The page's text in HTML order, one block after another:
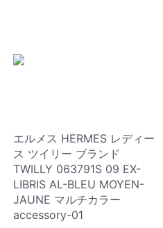
エルメス HERMES レディー
ス ツイリー ブランド
TWILLY 063791S 09 EX-
LIBRIS AL-BLEU MOYEN-
JAUNE マルチカラー
accessory-01